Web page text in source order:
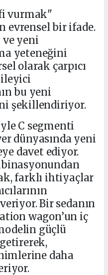
vurmak"
evrensel bir ifade.
ve yeni
yeteneğini
olarak çarpıcı
bu yeni
şekillendiriyor.
C segmenti
dünyasında yeni
davet ediyor.
farklı ihtiyaçlar
Bir sedanın
wagon’un iç
güçlü
daha